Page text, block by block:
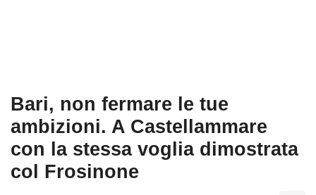
Bari, non fermare le tue
ambizioni. A Castellammare
con la stessa voglia dimostrata
col Frosinone